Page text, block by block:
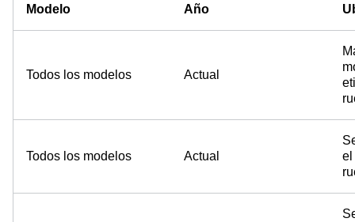
Modelo Año
Todos los modelos Actual
Todos los modelos Actual
el